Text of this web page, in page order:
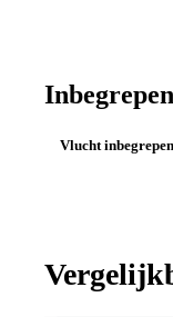
Vlucht inbegrepen